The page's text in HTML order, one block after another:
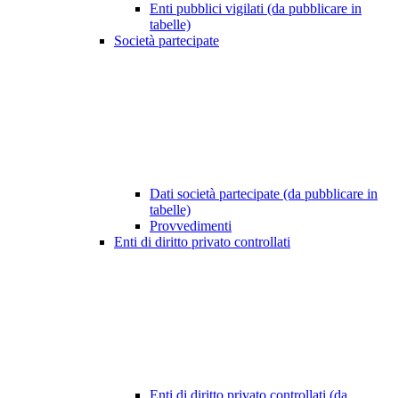
Enti pubblici vigilati (da pubblicare in
tabelle)
Società partecipate
Dati società partecipate (da pubblicare in
tabelle)
Provvedimenti
Enti di diritto privato controllati